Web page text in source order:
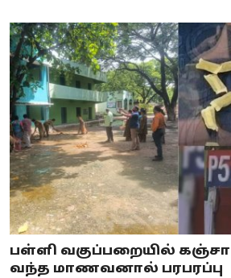
பள்ளி வகுப்பறையில்
வந்த மாணவனால் பரபரப்பு